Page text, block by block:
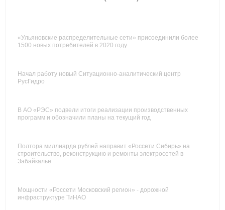
«Ульяновские распределительные сети» присоединили более
1500 новых потребителей в 2020 году
Начал работу новый Ситуационно-аналитический центр
РусГидро
В АО «РЭС» подвели итоги реализации производственных
программ и обозначили планы на текущий год
Полтора миллиарда рублей направит «Россети Сибирь» на
строительство, реконструкцию и ремонты электросетей в
Забайкалье
Мощности «Россети Московский регион» - дорожной
инфраструктуре ТиНАО